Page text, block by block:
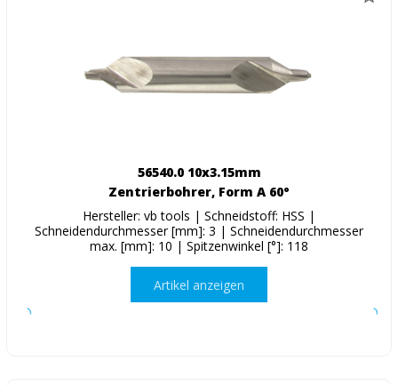
56540.0 10x3.15mm
Zentrierbohrer, Form A 60°
Hersteller: vb tools | Schneidstoff: HSS |
Schneidendurchmesser [mm]: 3 | Schneidendurchmesser
max. [mm]: 10 | Spitzenwinkel [°]: 118
Artikel anzeigen